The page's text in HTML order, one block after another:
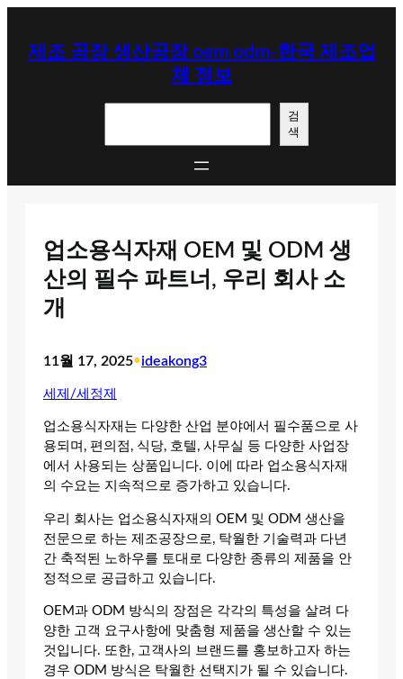
제조 공장 생산공장 oem odm-한국 제조업
체 정보
검
색
업소용식자재 OEM 및 ODM 생
산의 필수 파트너, 우리 회사 소
개
11월 17, 2025•ideakong3
세제/세정제
업소용식자재는 다양한 산업 분야에서 필수품으로 사
용되며, 편의점, 식당, 호텔, 사무실 등 다양한 사업장
에서 사용되는 상품입니다. 이에 따라 업소용식자재
의 수요는 지속적으로 증가하고 있습니다.
우리 회사는 업소용식자재의 OEM 및 ODM 생산을
전문으로 하는 제조공장으로, 탁월한 기술력과 다년
간 축적된 노하우를 토대로 다양한 종류의 제품을 안
정적으로 공급하고 있습니다.
OEM과 ODM 방식의 장점은 각각의 특성을 살려 다
양한 고객 요구사항에 맞춤형 제품을 생산할 수 있는
것입니다. 또한, 고객사의 브랜드를 홍보하고자 하는
경우 ODM 방식은 탁월한 선택지가 될 수 있습니다.